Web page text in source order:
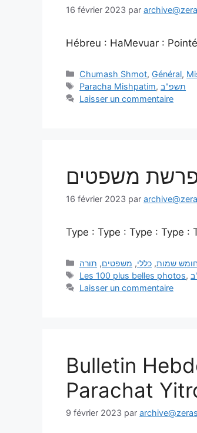
16 février 2023 par
Hébreu : HaMevuar :
Chumash Shmot, Général,
Paracha Mishpatim,תשפ"ב
Laisser un commentaire
פרשת משפטים
16 février 2023 par
Type : Type : Type : Type :
חומש שמות, כללי, משפטים, תורה
Les 100 plus belles photos,
Laisser un commentaire
Bulletin
Parachat
9 février 2023 par